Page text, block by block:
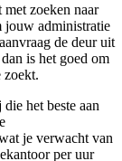
met zoeken naar
jouw administratie
de deur uit
is het goed om
het beste aan
je verwacht van
per uur